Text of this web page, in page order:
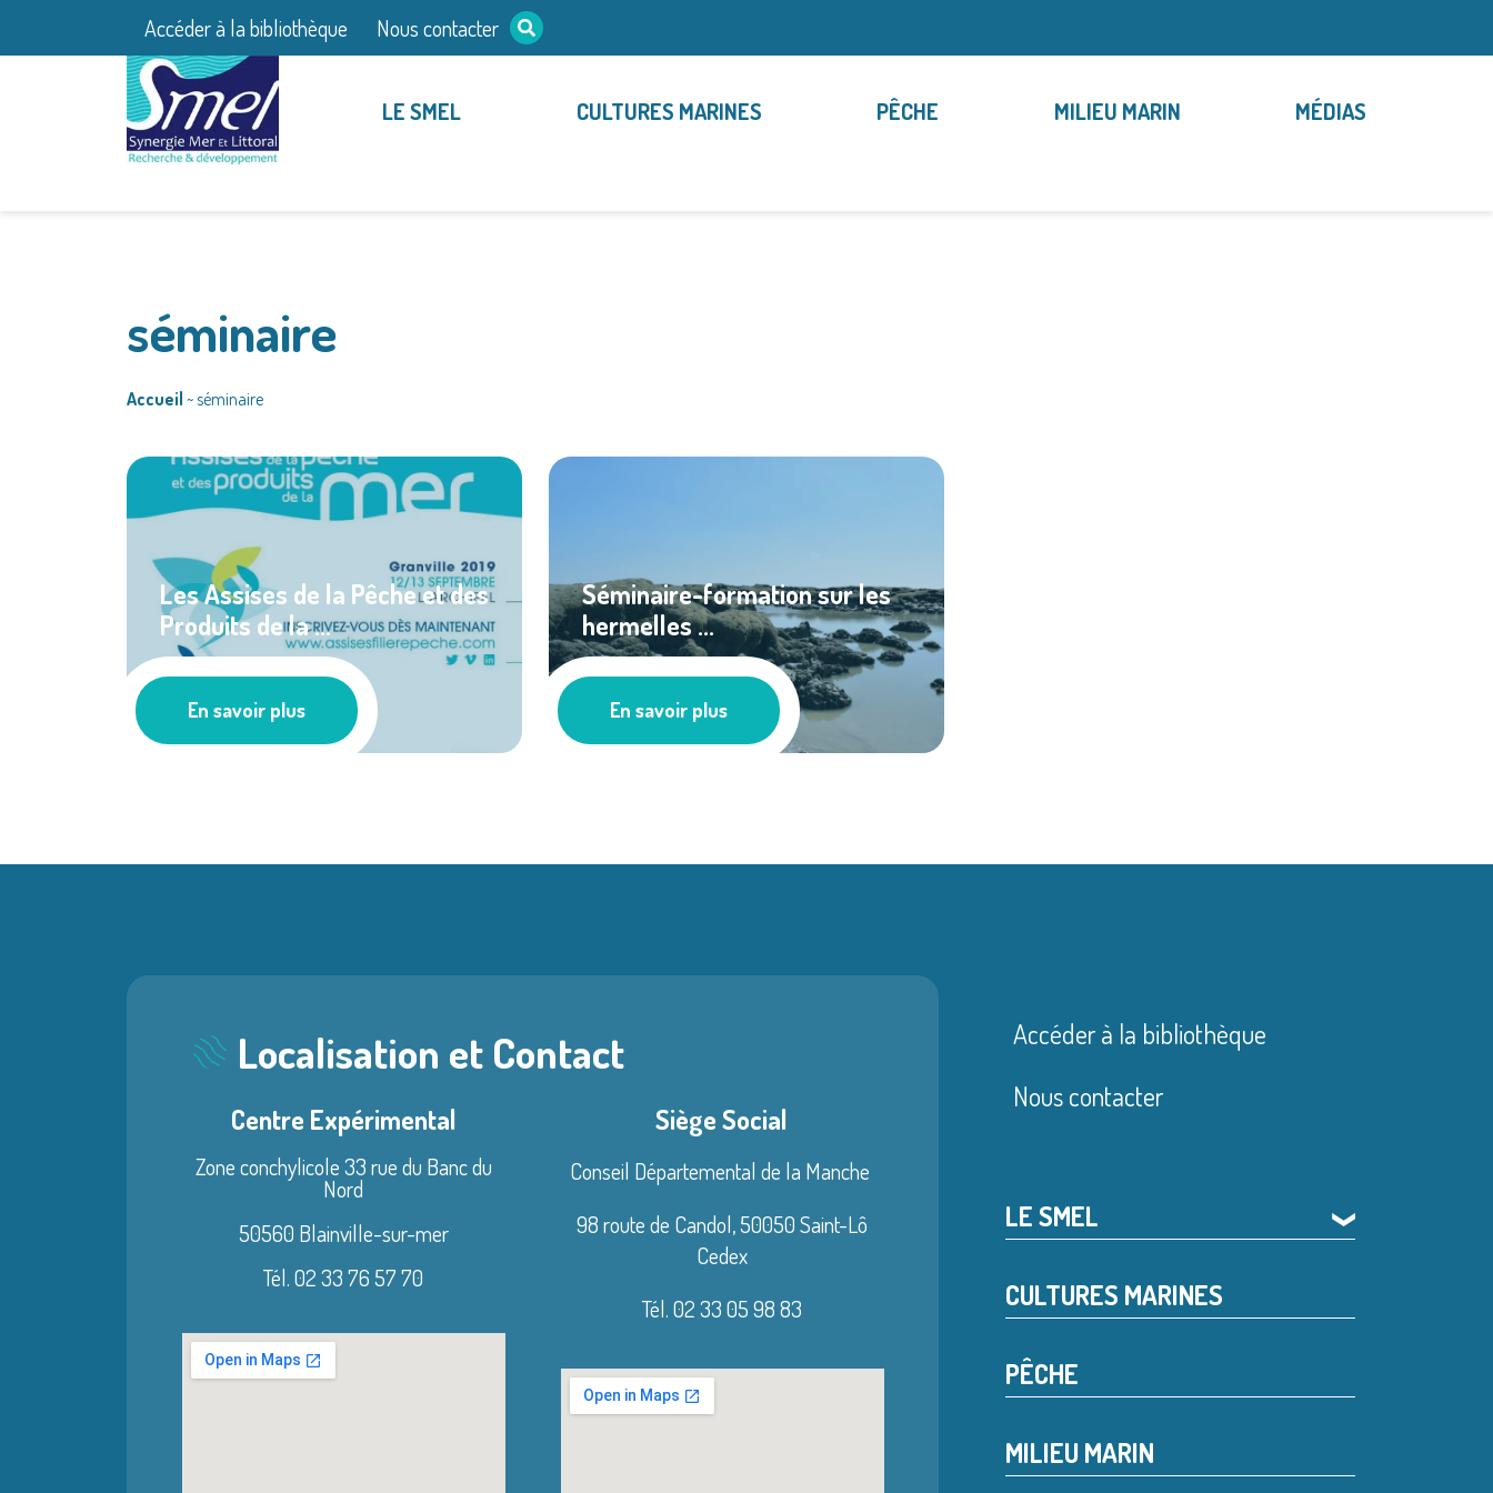
Accéder à la bibliothèque Nous contacter
LE SMEL CULTURES MARINES PÊCHE MILIEU MARIN MÉDIAS
séminaire
Accueil ~séminaire
Les Assises de la Pêche et des
Produits de la ...
Les actus
En savoir plus
Séminaire-formation sur les
hermelles ...
Les actus
En savoir plus
Localisation et Contact
Centre Expérimental
Zone conchylicole 33 rue du Banc du
Nord
50560 Blainville-sur-mer
Tél. 02 33 76 57 70
Siège Social
Conseil Départemental de la Manche
98 route de Candol,50050 Saint-Lô
Cedex
Tél. 02 33 05 98 83
Accéder à la bibliothèque
Nous contacter
LE SMEL ❯
CULTURES MARINES
PÊCHE
MILIEU MARIN